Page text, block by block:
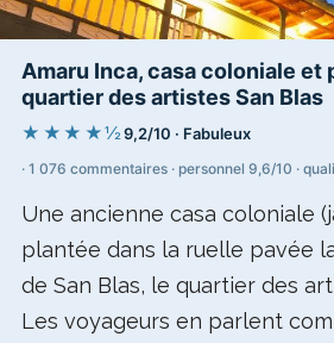
Amaru Inca, casa coloniale et
quartier des artistes San Blas
★★★★½9,2/10 · Fabuleux
· 1 076 commentaires · personnel 9,6/10 ·
Une ancienne casa coloniale
plantée dans la ruelle pavée
de San Blas, le quartier des
Les voyageurs en parlent